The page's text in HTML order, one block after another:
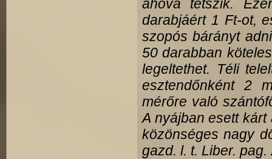
ahova tetszik.
darabjáért 1 Ft-ot,
szopós bárányt
50 darabban
legeltethet. Téli
esztendőnként 2
mérőre való
A nyájban esett
közönséges nagy
gazd. l. t. Liber. pag.